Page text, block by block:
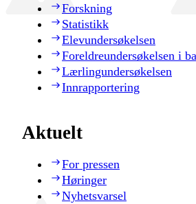
Forskning
Statistikk
Elevundersøkelsen
Foreldreundersøkelsen i
Lærlingundersøkelsen
Innrapportering
Aktuelt
For pressen
Høringer
Nyhetsvarsel